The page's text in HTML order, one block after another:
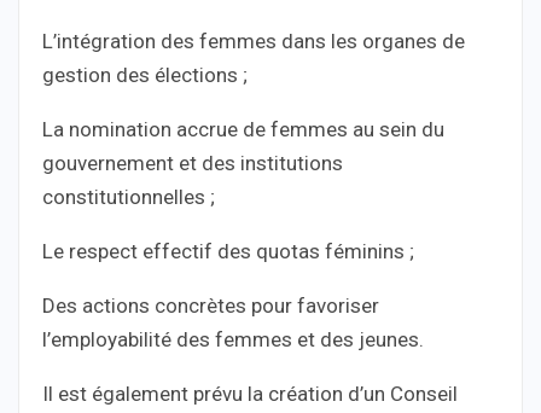
L’intégration des femmes dans les organes de
gestion des élections ;
La nomination accrue de femmes au sein du
gouvernement et des institutions
constitutionnelles ;
Le respect effectif des quotas féminins ;
Des actions concrètes pour favoriser
l’employabilité des femmes et des jeunes.
Il est également prévu la création d’un Conseil